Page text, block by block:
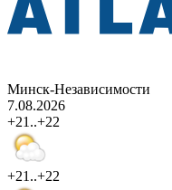
Минск-Независимости
7.08.2026
+21..+22
+21..+22